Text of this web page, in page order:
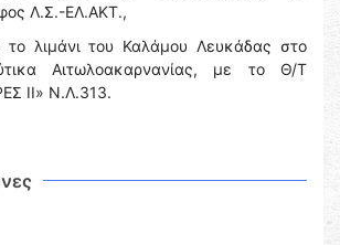
Λ.Σ.-ΕΛ.ΑΚΤ.,
λιμάνι του Καλάμου Λευκάδας στο
Αιτωλοακαρνανίας, με το Θ/Τ
ΙΙ» Ν.Λ.313.